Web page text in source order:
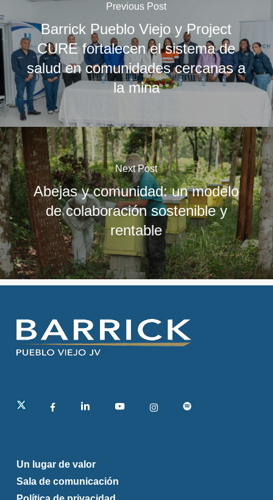
Previous Post
Barrick Pueblo Viejo y Project
CURE fortalecen el sistema de
salud en comunidades cercanas a
la mina
Next Post
Abejas y comunidad: un modelo
de colaboración sostenible y
rentable
linkedin
Un lugar de valor
Sala de comunicación